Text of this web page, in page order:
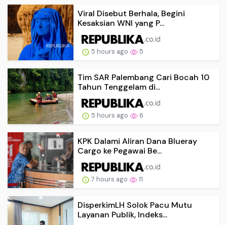
Viral Disebut Berhala, Begini
Kesaksian WNI yang P...
5 hours ago 5
Tim SAR Palembang Cari Bocah 10
Tahun Tenggelam di...
5 hours ago 6
KPK Dalami Aliran Dana Blueray
Cargo ke Pegawai Be...
7 hours ago 11
DisperkimLH Solok Pacu Mutu
Layanan Publik, Indeks...